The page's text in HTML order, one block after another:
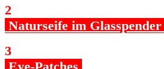
2
Naturseife im
3